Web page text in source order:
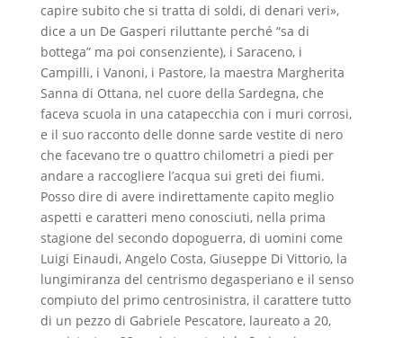
capire subito che si tratta di soldi, di denari veri»,
dice a un De Gasperi riluttante perché “sa di
bottega” ma poi consenziente), i Saraceno, i
Campilli, i Vanoni, i Pastore, la maestra Margherita
Sanna di Ottana, nel cuore della Sardegna, che
faceva scuola in una catapecchia con i muri corrosi,
e il suo racconto delle donne sarde vestite di nero
che facevano tre o quattro chilometri a piedi per
andare a raccogliere l’acqua sui greti dei fiumi.
Posso dire di avere indirettamente capito meglio
aspetti e caratteri meno conosciuti, nella prima
stagione del secondo dopoguerra, di uomini come
Luigi Einaudi, Angelo Costa, Giuseppe Di Vittorio, la
lungimiranza del centrismo degasperiano e il senso
compiuto del primo centrosinistra, il carattere tutto
di un pezzo di Gabriele Pescatore, laureato a 20,